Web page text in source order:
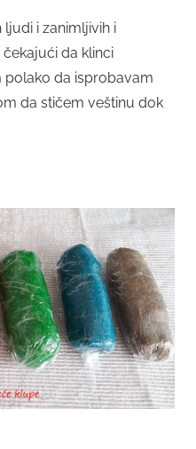
ljudi i zanimljivih i
čekajući da klinci
da isprobavam
da stičem veštinu dok